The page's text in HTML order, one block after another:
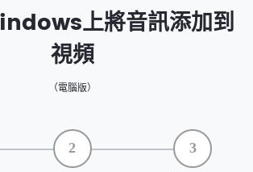
上將音訊添加到
視頻
（電腦版）
2 3